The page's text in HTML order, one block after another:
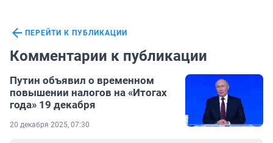
ПЕРЕЙТИ К ПУБЛИКАЦИИ
Комментарии к публикации
Путин объявил о временном
повышении налогов на «Итогах
года» 19 декабря
20 декабря 2025, 07:30